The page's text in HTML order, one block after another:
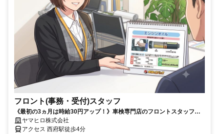
フロント(事務・受付)スタッフ
《最初の3ヵ月は時給30円アップ！》車検専門店のフロントスタッフ募
集★未経験大歓迎！★シフト自由★子育てと両立OK！
ヤマヒロ株式会社
アクセス 西府駅徒歩4分